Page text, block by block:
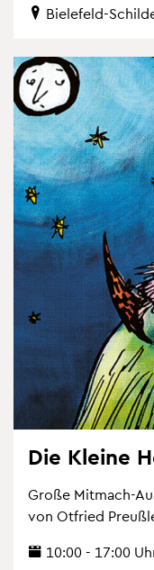
Bie­le­feld-
Die Klei­ne
Große Mit­mach-
von Ot­fried
10:00 - 17:00